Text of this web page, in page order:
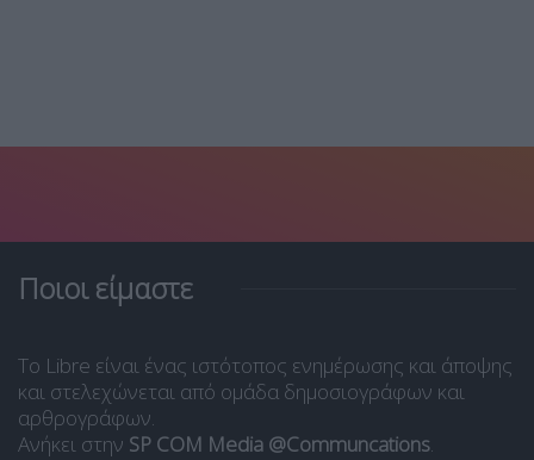
Ποιοι είμαστε
Το Libre είναι ένας ιστότοπος ενημέρωσης και άποψης
και στελεχώνεται από ομάδα δημοσιογράφων και
αρθρογράφων.
Ανήκει στην SP COM Media @Communcations.